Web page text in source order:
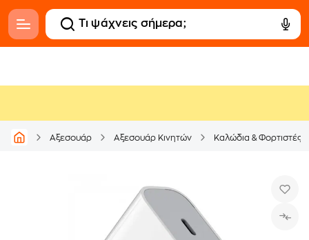
Αξεσουάρ Αξεσουάρ Κινητών Καλώδια & Φορτιστές